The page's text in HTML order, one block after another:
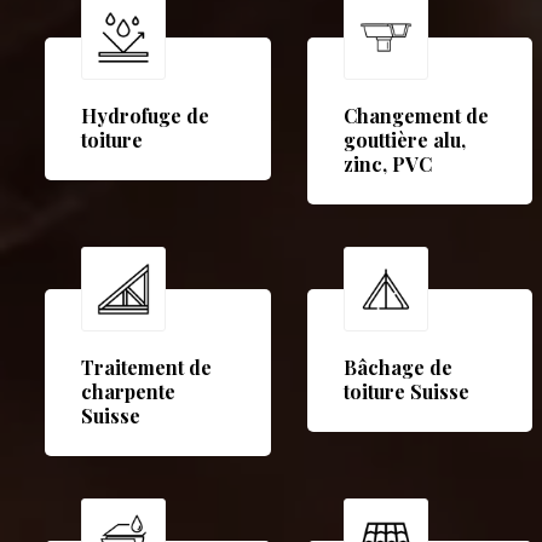
Hydrofuge de
toiture
Changement de
gouttière alu,
zinc, PVC
Traitement de
charpente
Suisse
Bâchage de
toiture Suisse